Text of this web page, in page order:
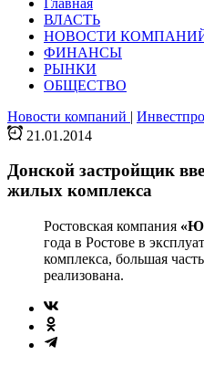
ВЛАСТЬ
НОВОСТИ
ФИНАНСЫ
РЫНКИ
ОБЩЕСТВО
Новости компаний |
21.01.2014
Донской застройщик
жилых комплекса
Ростовская компания
года в Ростове в
комплекса, большая
реализована.